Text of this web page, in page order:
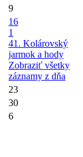
9
16
1
41. Kolárovský
jarmok a hody
Zobraziť všetky
záznamy z dňa
23
30
6